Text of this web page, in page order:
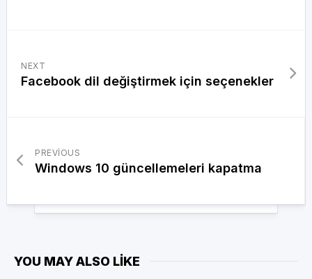
NEXT
Facebook dil değiştirmek için seçenekler
PREVIOUS
Windows 10 güncellemeleri kapatma
YOU MAY ALSO LIKE